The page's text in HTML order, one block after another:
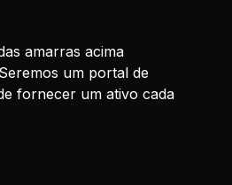
amarras acima
um portal de
fornecer um ativo cada